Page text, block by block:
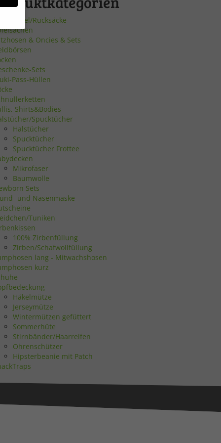
Rucksäcke
& Oncies & Sets
Sets
Pass-Hüllen
Shirts&Bodies
Spucktücher
Halstücher
Spucktücher
Spucktücher Frottee
Mikrofaser
Baumwolle
Sets
und Nasenmaske
Tuniken
100% Zirbenfüllung
Zirben/Schafwollfüllung
lang - Mitwachshosen
kurz
Häkelmütze
Jerseymütze
Wintermützen gefüttert
Sommerhüte
Stirnbänder/Haarreifen
Ohrenschützer
Hipsterbeanie mit Patch
Zurück
Statistiken
Marketing
Externe Medien